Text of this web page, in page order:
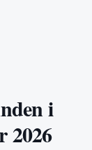
i
2026